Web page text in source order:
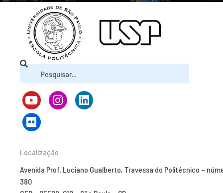
Localização
Avenida Prof. Luciano Gualberto, Travessa do Politécnico –
380